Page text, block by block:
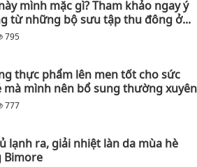
mình mặc gì? Tham khảo ngay ý
từ những bộ sưu tập thu đông ở...
795
thực phẩm lên men tốt cho sức
mà mình nên bổ sung thường xuyên
777
lạnh ra, giải nhiệt làn da mùa hè
Bimore